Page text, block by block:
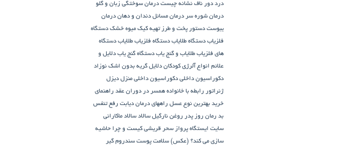
درد دور ناف نشانه چیست درمان سوختگی زبان و گلو
درمان شوره سر درمان مسائل دندان و دهان درمان
یبوست دستور پخت و طرز تهیه کیک میوه خشک دستگاه
فلزیاب دستگاه‌ طلایاب دستگاه‌ فلزیاب طلایاب دستگاه‌
های فلزیاب طلایاب و گنج‌ یاب دستگاه‌ گنج‌ یاب دلایل و
علائم انواع آلرژی کودکان دلایل گریه بدون اشک نوزاد
دکوراسیون داخلی دکوراسیون داخلی منزل دیزل
ژنراتور رابطه با خانواده همسر در دوران عقد راهنمای
خرید بهترین نوع عسل راههای درمان دیابت رفع تنفس
بد رمان روز پدر روغن نارگیل سالاد سالاد ماکارانی
سایت ایستگاه پرواز سحر قریشی کیست و چرا حاشیه
سازی می کند؟ (عکس) سلامت پوست سندروم گیر